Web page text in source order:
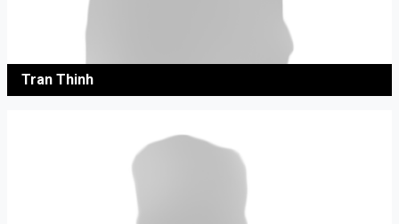
Tran Thinh